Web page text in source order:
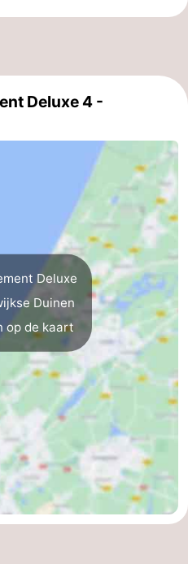
Deluxe 4 -
Deluxe
Duinen
op de kaart